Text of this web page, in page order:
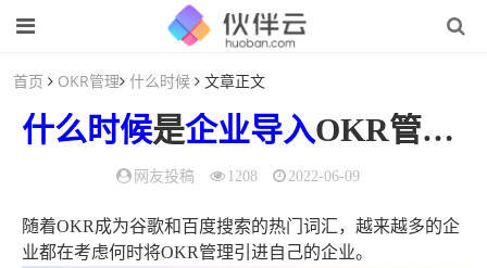
首页 OKR管理 什么时候 文章正文
什么时候是企业导入OKR管理体系的合适时机呢？（okr的管理模式更适合什么员工）
网友投稿 1208 2022-06-09
随着OKR成为谷歌和百度搜索的热门词汇，越来越多的企
业都在考虑何时将OKR管理引进自己的企业。